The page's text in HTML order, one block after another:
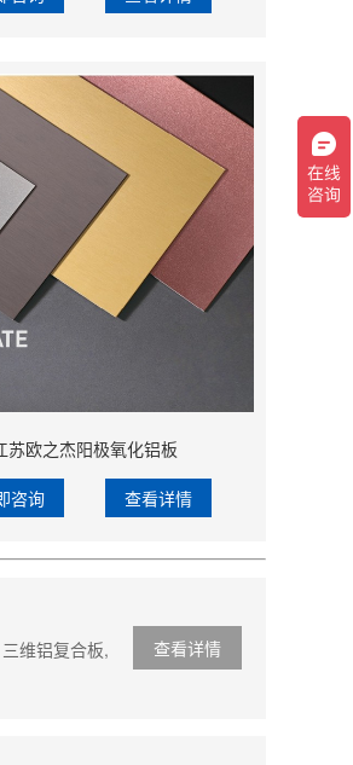
苏欧之杰阳极氧化铝板
咨询 查看详情
查看详情
维铝复合板,